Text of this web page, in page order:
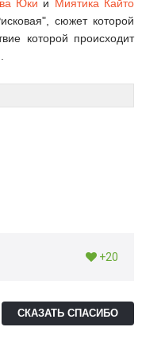
Юки и Миятика Кайто
сюжет которой
которой происходит
+20
СКАЗАТЬ СПАСИБО